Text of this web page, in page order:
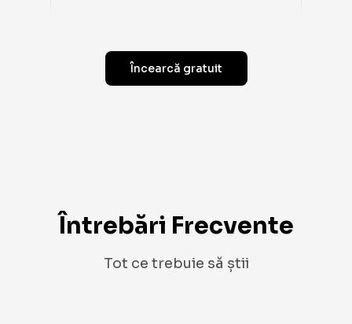
Încearcă gratuit
Întrebări Frecvente
Tot ce trebuie să știi